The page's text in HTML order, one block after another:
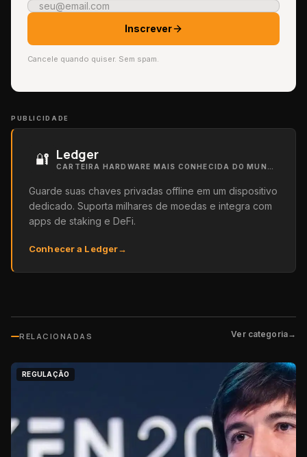
Inscrever
Cancele quando quiser. Sem spam.
PUBLICIDADE
🔐 Ledger
Guarde suas chaves privadas offline em um dispositivo
dedicado. Suporta milhares de moedas e integra com
apps de staking e DeFi.
Conhecer a Ledger→
RELACIONADAS Ver categoria→
REGULAÇÃO